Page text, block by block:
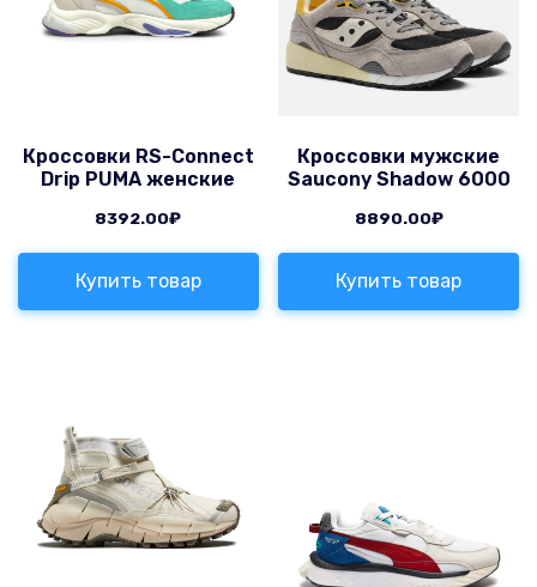
Кроссовки RS-Connect
Drip PUMA женские
8392.00₽
Купить товар
Кроссовки мужские
Saucony Shadow 6000
8890.00₽
Купить товар